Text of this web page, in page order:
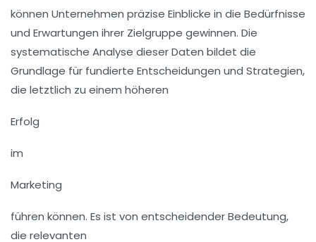
können Unternehmen präzise Einblicke in die Bedürfnisse
und Erwartungen ihrer Zielgruppe gewinnen. Die
systematische Analyse dieser Daten bildet die
Grundlage für fundierte Entscheidungen und Strategien,
die letztlich zu einem höheren
Erfolg
im
Marketing
führen können. Es ist von entscheidender Bedeutung,
die relevanten